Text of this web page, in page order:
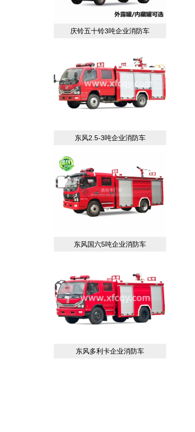
庆铃五十铃3吨企业消防车
东风2.5-3吨企业消防车
东风国六5吨企业消防车
东风多利卡企业消防车